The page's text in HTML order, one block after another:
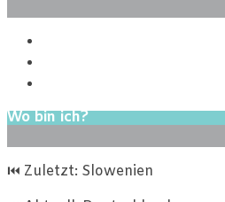
Wo bin ich?
⏮ Zuletzt: Slowenien